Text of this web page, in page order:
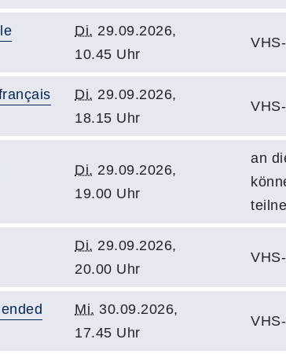
Di. 29.09.2026,
10.45 Uhr
Di. 29.09.2026,
18.15 Uhr
Di. 29.09.2026,
19.00 Uhr
an
Di. 29.09.2026,
20.00 Uhr
Mi. 30.09.2026,
17.45 Uhr